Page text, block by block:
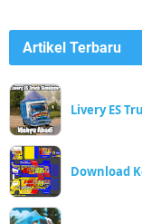
Artikel Terbaru
Livery ES
Download